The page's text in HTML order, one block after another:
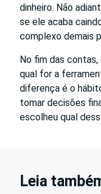
dinheiro. Não
se ele acaba
complexo demais
No fim das
qual for a
diferença é o
tomar decisões
escolheu qual
Leia